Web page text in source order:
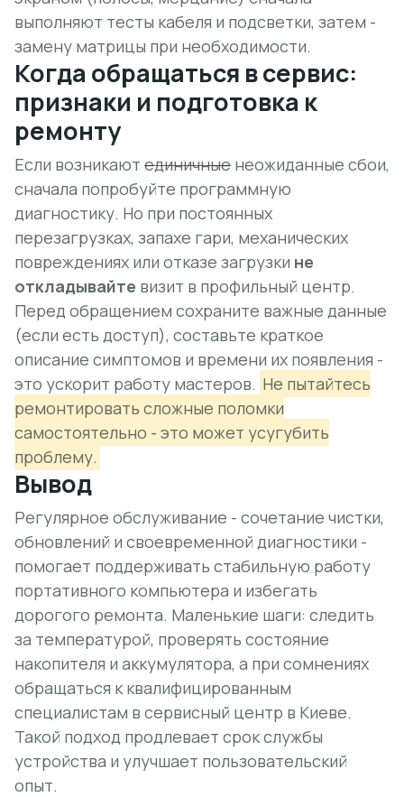
выполняют тесты кабеля и подсветки, затем -
замену матрицы при необходимости.
Когда обращаться в сервис:
признаки и подготовка к
ремонту
Если возникают единичные неожиданные сбои,
сначала попробуйте программную
диагностику. Но при постоянных
перезагрузках, запахе гари, механических
повреждениях или отказе загрузки не
откладывайте визит в профильный центр.
Перед обращением сохраните важные данные
(если есть доступ), составьте краткое
описание симптомов и времени их появления -
это ускорит работу мастеров. Не пытайтесь
ремонтировать сложные поломки
самостоятельно - это может усугубить
проблему.
Вывод
Регулярное обслуживание - сочетание чистки,
обновлений и своевременной диагностики -
помогает поддерживать стабильную работу
портативного компьютера и избегать
дорогого ремонта. Маленькие шаги: следить
за температурой, проверять состояние
накопителя и аккумулятора, а при сомнениях
обращаться к квалифицированным
специалистам в сервисный центр в Киеве.
Такой подход продлевает срок службы
устройства и улучшает пользовательский
опыт.